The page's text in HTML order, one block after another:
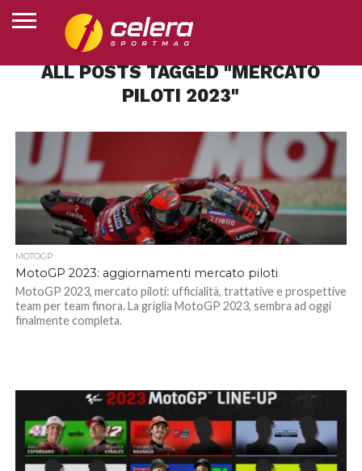
HOME
MOTOGP
SUPERBIKE
MOTOJUNIOR
ESPORTS
ALTRI
CLASSIFICHE
CHI
ALL POSTS TAGGED "MERCATO
PILOTI 2023"
MOTOGP
MotoGP 2023: aggiornamenti mercato piloti
MotoGP 2023, mercato piloti: ufficialità, trattative e prospettive
team per team finora. La griglia MotoGP 2023, sembra ad oggi
finalmente completa.